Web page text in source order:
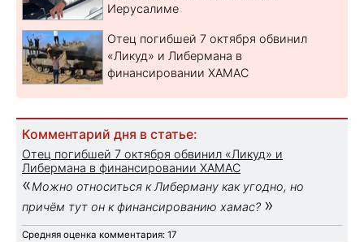
Иерусалиме
Отец погибшей 7 октября обвинил
«Ликуд» и Либермана в
финансировании ХАМАС
Комментарий дня в статье:
Отец погибшей 7 октября обвинил «Ликуд» и
Либермана в финансировании ХАМАС
«Можно относиться к Либерману как угодно, но
причём тут он к финансированию хамас? »
Средняя оценка комментария: 17